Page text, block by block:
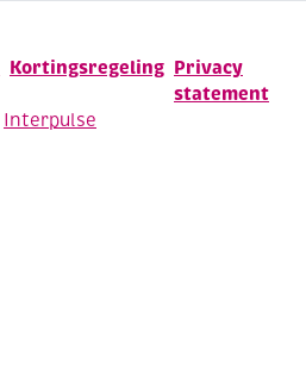
Kortingsregeling Privacy
statement
Interpulse